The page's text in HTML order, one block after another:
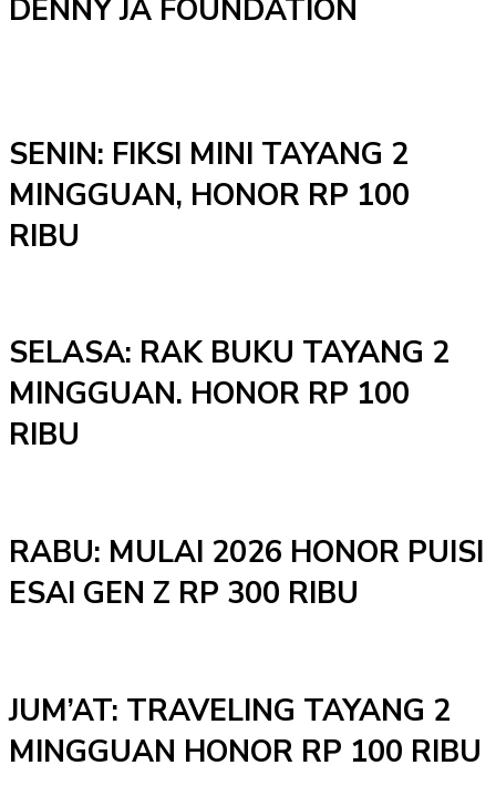
DENNY JA FOUNDATION
SENIN: FIKSI MINI TAYANG 2
MINGGUAN, HONOR RP 100
RIBU
SELASA: RAK BUKU TAYANG 2
MINGGUAN. HONOR RP 100
RIBU
RABU: MULAI 2026 HONOR PUISI
ESAI GEN Z RP 300 RIBU
JUM’AT: TRAVELING TAYANG 2
MINGGUAN HONOR RP 100 RIBU